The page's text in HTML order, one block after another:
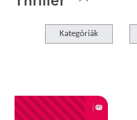
Kategóriák